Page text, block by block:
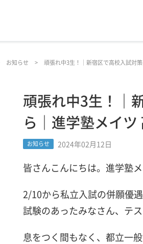
お知らせ 頑張れ中3生！｜新宿区で高校入試対
頑張れ中3生！｜
ら｜進学塾メイ
お知らせ 2024年02月12日
皆さんこんにちは。進学塾
2/10から私立入試の併願優
試験のあったみなさん、テ
息をつく間もなく、都立一